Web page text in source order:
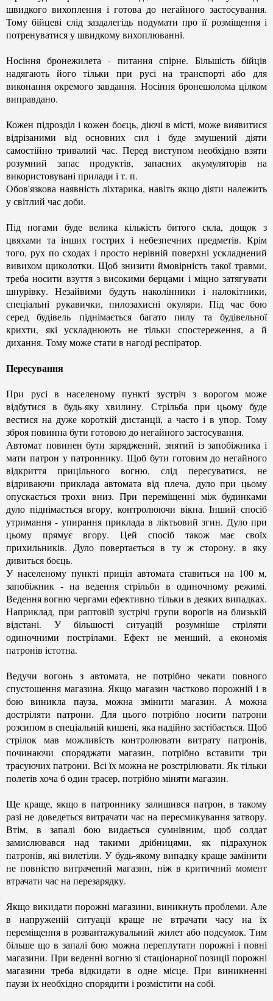
швидкого вихоплення і готова до негайного застосування.
Тому бійцеві слід заздалегідь подумати про її розміщення і
потренуватися у швидкому вихоплюванні.
Носіння бронежилета - питання спірне. Більшість бійців
надягають його тільки при русі на транспорті або для
виконання окремого завдання. Носіння бронешолома цілком
виправдано.
Кожен підрозділ і кожен боєць, діючі в місті, може виявитися
відрізаними від основних сил і буде змушений діяти
самостійно тривалий час. Перед виступом необхідно взяти
розумний запас продуктів, запасних акумуляторів на
використовувані прилади і т. п.
Обов'язкова наявність ліхтарика, навіть якщо діяти належить
у світлий час доби.
Під ногами буде велика кількість битого скла, дощок з
цвяхами та інших гострих і небезпечних предметів. Крім
того, рух по сходах і просто нерівній поверхні ускладнений
вивихом щиколотки. Щоб знизити ймовірність такої травми,
треба носити взуття з високими берцами і міцно затягувати
шнурівку. Незайвими будуть наколінники і налокітники,
спеціальні рукавички, пилозахисні окуляри. Під час бою
серед будівель піднімається багато пилу та будівельної
крихти, які ускладнюють не тільки спостереження, а й
дихання. Тому може стати в нагоді респіратор.
Пересування
При русі в населеному пункті зустріч з ворогом може
відбутися в будь-яку хвилину. Стрільба при цьому буде
вестися на дуже короткій дистанції, а часто і в упор. Тому
зброя повинна бути готовою до негайного застосування.
Автомат повинен бути заряджений, знятий із запобіжника і
мати патрон у патроннику. Щоб бути готовим до негайного
відкриття прицільного вогню, слід пересуватися, не
відриваючи приклада автомата від плеча, дуло при цьому
опускається трохи вниз. При переміщенні між будинками
дуло піднімається вгору, контролюючи вікна. Інший спосіб
утримання - упирання приклада в ліктьовий згин. Дуло при
цьому прямує вгору. Цей спосіб також має своїх
прихильників. Дуло повертається в ту ж сторону, в яку
дивиться боєць.
У населеному пункті приціл автомата ставиться на 100 м,
запобіжник - на ведення стрільби в одиночному режимі.
Ведення вогню чергами ефективно тільки в деяких випадках.
Наприклад, при раптовій зустрічі групи ворогів на близькій
відстані. У більшості ситуацій розумніше стріляти
одиночними пострілами. Ефект не менший, а економія
патронів істотна.
Ведучи вогонь з автомата, не потрібно чекати повного
спустошення магазина. Якщо магазин частково порожній і в
бою виникла пауза, можна змінити магазин. А можна
достріляти патрони. Для цього потрібно носити патрони
розсипом в спеціальній кишені, яка надійно застібається. Щоб
стрілок мав можливість контролювати витрату патронів,
починаючи споряджати магазин, потрібно вставити три
трасуючих патрони. Всі їх можна не розстрілювати. Як тільки
полетів хоча б один трасер, потрібно міняти магазин.
Ще краще, якщо в патроннику залишився патрон, в такому
разі не доведеться витрачати час на пересмикування затвору.
Втім, в запалі бою видається сумнівним, щоб солдат
замислювався над такими дрібницями, як підрахунок
патронів, які вилетіли. У будь-якому випадку краще замінити
не повністю витрачений магазин, ніж в критичний момент
втрачати час на перезарядку.
Якщо викидати порожні магазини, виникнуть проблеми. Але
в напруженій ситуації краще не втрачати часу на їх
переміщення в розвантажувальний жилет або подсумок. Тим
більше що в запалі бою можна переплутати порожні і повні
магазини. При веденні вогню зі стаціонарної позиції порожні
магазини треба відкидати в одне місце. При виникненні
паузи їх необхідно спорядити і розмістити на собі.